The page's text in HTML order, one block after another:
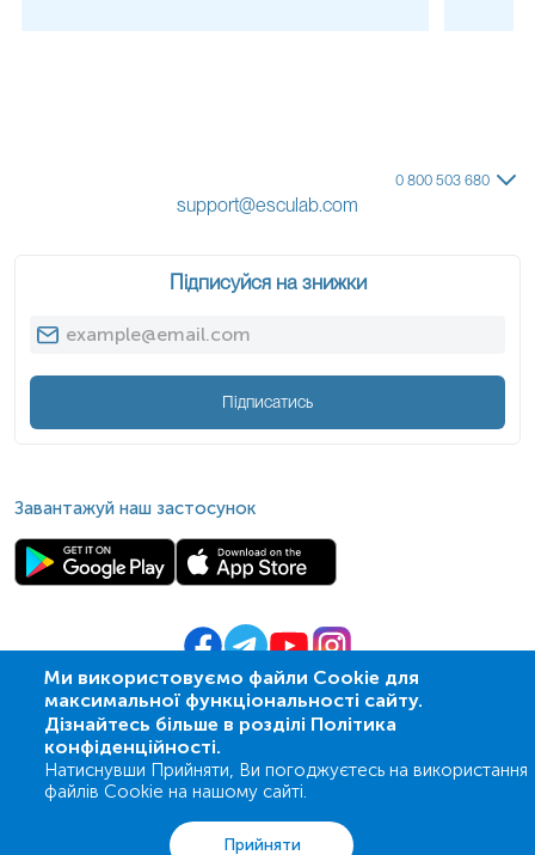
Ми використовуємо файли Cookie для
максимальної функціональності сайту.
Дізнайтесь більше в розділі Політика
конфіденційності.
Натиснувши Прийняти, Ви погоджуєтесь на використання
файлів Cookie на нашому сайті.
Прийняти
0 800 503 680
support@esculab.com
Підписуйся на знижки
Підписатись
Завантажуй наш застосунок
© 2009- 2026 | ПСМЛ «Ескулаб»
Акції Адреси Кошик